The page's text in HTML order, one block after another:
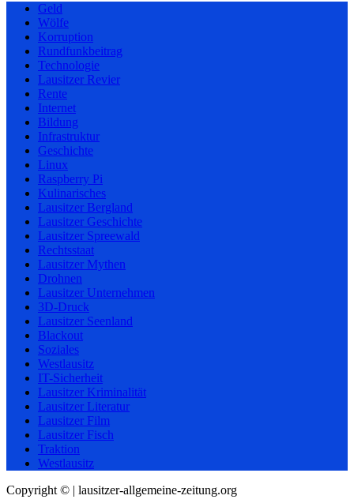
Geld
Wölfe
Korruption
Rundfunkbeitrag
Technologie
Lausitzer Revier
Rente
Internet
Bildung
Infrastruktur
Geschichte
Linux
Raspberry Pi
Kulinarisches
Lausitzer Bergland
Lausitzer Geschichte
Lausitzer Spreewald
Rechtsstaat
Lausitzer Mythen
Drohnen
Lausitzer Unternehmen
3D-Druck
Lausitzer Seenland
Blackout
Soziales
Westlausitz
IT-Sicherheit
Lausitzer Kriminalität
Lausitzer Literatur
Lausitzer Film
Lausitzer Fisch
Traktion
Westlausitz
Copyright © | lausitzer-allgemeine-zeitung.org